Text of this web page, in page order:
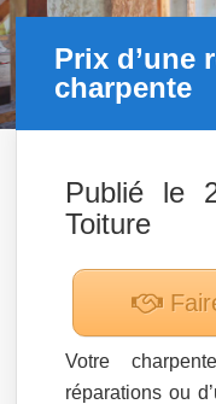
Prix d’une
charpente
Publié le
Toiture
Votre
réparations ou